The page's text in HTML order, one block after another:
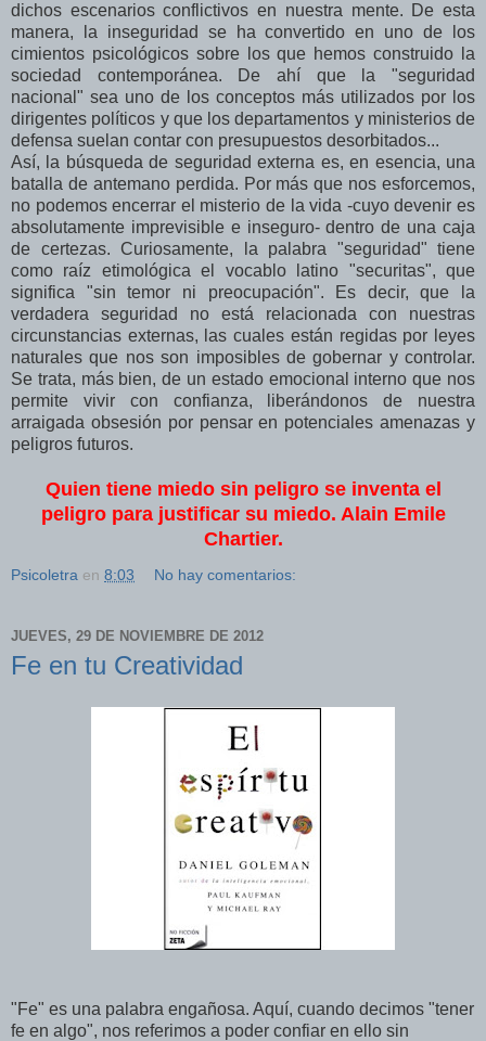
dichos escenarios conflictivos en nuestra mente. De esta
manera, la inseguridad se ha convertido en uno de los
cimientos psicológicos sobre los que hemos construido la
sociedad contemporánea. De ahí que la "seguridad
nacional" sea uno de los conceptos más utilizados por los
dirigentes políticos y que los departamentos y ministerios de
defensa suelan contar con presupuestos desorbitados...
Así, la búsqueda de seguridad externa es, en esencia, una
batalla de antemano perdida. Por más que nos esforcemos,
no podemos encerrar el misterio de la vida -cuyo devenir es
absolutamente imprevisible e inseguro- dentro de una caja
de certezas. Curiosamente, la palabra "seguridad" tiene
como raíz etimológica el vocablo latino "securitas", que
significa "sin temor ni preocupación". Es decir, que la
verdadera seguridad no está relacionada con nuestras
circunstancias externas, las cuales están regidas por leyes
naturales que nos son imposibles de gobernar y controlar.
Se trata, más bien, de un estado emocional interno que nos
permite vivir con confianza, liberándonos de nuestra
arraigada obsesión por pensar en potenciales amenazas y
peligros futuros.
Quien tiene miedo sin peligro se inventa el
peligro para justificar su miedo. Alain Emile
Chartier.
Psicoletra en 8:03 No hay comentarios:
JUEVES, 29 DE NOVIEMBRE DE 2012
Fe en tu Creatividad
"Fe" es una palabra engañosa. Aquí, cuando decimos "tener
fe en algo", nos referimos a poder confiar en ello sin